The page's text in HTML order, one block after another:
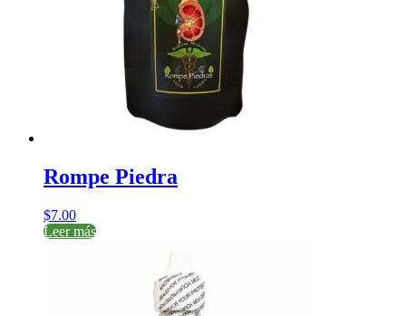
Rompe Piedra
$7.00
Leer más